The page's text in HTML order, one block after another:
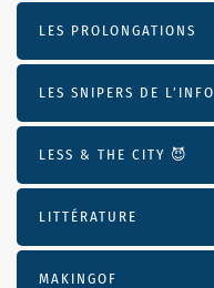
LES PROLONGATIONS
LES SNIPERS DE L’INFO
LESS & THE CITY 😈
LITTÉRATURE
MAKINGOF